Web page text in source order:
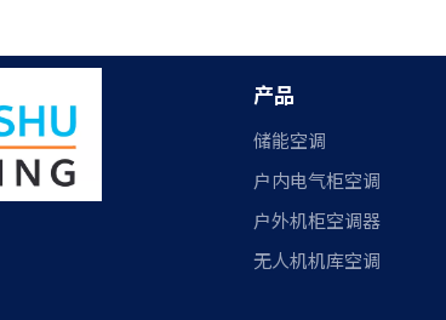
产品
储能空调
户内电气柜空调
户外机柜空调器
无人机机库空调